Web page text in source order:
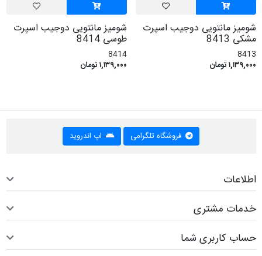
شومیز مانتویی دوجیب اسپرت
مشکی 8413
8413
۱,۱۳۹,۰۰۰ تومان
شومیز مانتویی دوجیب اسپرت
طوسی 8414
8414
۱,۱۳۹,۰۰۰ تومان
فروشگاه تلگرامی اپ اندروید
اطلاعات
خدمات مشتری
حساب کاربری شما